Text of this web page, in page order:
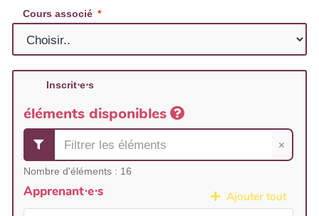
Cours associé
Inscrit⋅e⋅s
éléments disponibles
×
Nombre d'éléments : 16
Apprenant⋅e⋅s Ajouter tout